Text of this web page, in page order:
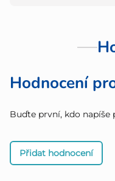
Hodnocení
Buďte první, kdo napíše
Přidat hodnocení